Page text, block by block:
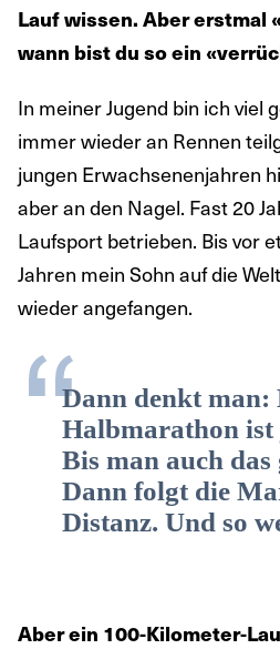
Lauf wissen. Aber erstmal
wann bist du so ein
In meiner Jugend bin ich viel
immer wieder an Rennen
jungen Erwachsenenjahren
aber an den Nagel. Fast 20
Laufsport betrieben. Bis vor
Jahren mein Sohn auf die
wieder angefangen.
Dann denkt man:
Halbmarathon
Bis man auch das
Dann folgt die
Distanz. Und so
Aber ein 100-Kilometer-